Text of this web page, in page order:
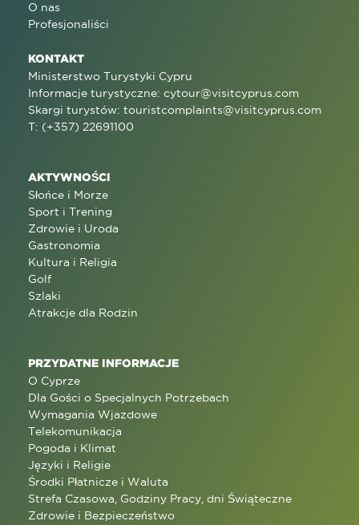
O nas
Profesjonaliści
KONTAKT
Ministerstwo Turystyki Cypru
Informacje turystyczne: cytour@visitcyprus.com
Skargi turystów: touristcomplaints@visitcyprus.com
T: (+357) 22691100
AKTYWNOŚCI
Słońce i Morze
Sport i Trening
Zdrowie i Uroda
Gastronomia
Kultura i Religia
Golf
Szlaki
Atrakcje dla Rodzin
PRZYDATNE INFORMACJE
O Cyprze
Dla Gości o Specjalnych Potrzebach
Wymagania Wjazdowe
Telekomunikacja
Pogoda i Klimat
Języki i Religie
Środki Płatnicze i Waluta
Strefa Czasowa, Godziny Pracy, dni Świąteczne
Zdrowie i Bezpieczeństwo